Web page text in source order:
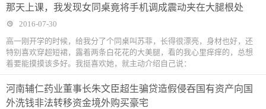
那天上课，我发现女同桌竟将手机调成震动夹在大腿根处
2016-07-30
高一刚开学的时候，给我分了个同桌叫苏菲，长得很漂亮，身材也好，还
特别喜欢穿超短裙，露着两条白花花的大美腿，看的我心里痒痒的，总想
着要能摸摸该多好。我挺喜欢她，就主动介绍自己说：
河南辅仁药业董事长朱文臣超生骗贷造假侵吞国有资产向国
外洗钱非法转移资金境外购买豪宅